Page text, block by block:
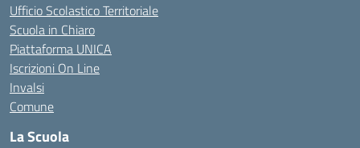
Ufficio Scolastico Territoriale
Scuola in Chiaro
Piattaforma UNICA
Iscrizioni On Line
Invalsi
Comune
La Scuola